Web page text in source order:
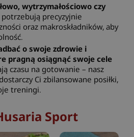
wytrzymałościowo czy
precyzyjnie
oraz makroskładników, aby
o swoje zdrowie i
pragną osiągnąć swoje cele
czasu na gotowanie – nasz
Ci zbilansowane posiłki,
treningi.
Sport